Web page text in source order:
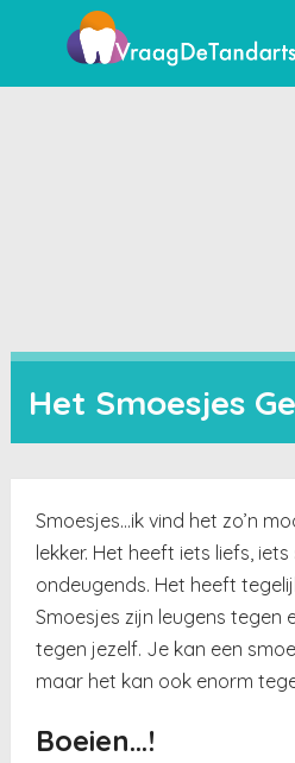
Het Smoesjes
Smoesjes…ik vind het zo’n
lekker. Het heeft iets liefs,
ondeugends. Het heeft
Smoesjes zijn leugens tegen
tegen jezelf. Je kan een
maar het kan ook enorm
Boeien…!